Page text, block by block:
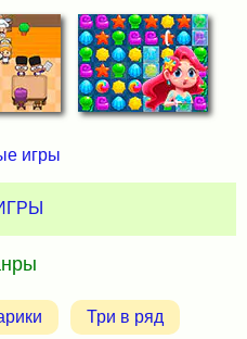
игры
Три в ряд